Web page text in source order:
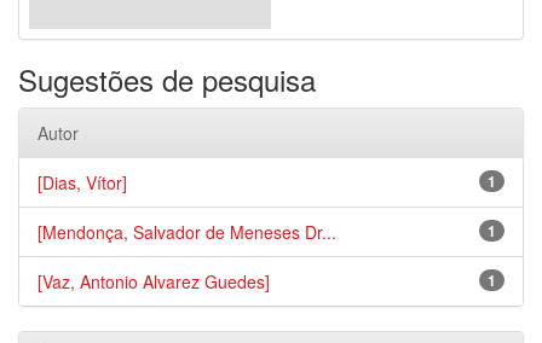
Sugestões de pesquisa
Autor
1
[Dias, Vítor]
1
[Mendonça, Salvador de Meneses Dr...
1
[Vaz, Antonio Alvarez Guedes]